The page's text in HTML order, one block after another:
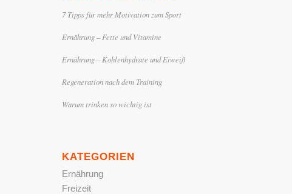
7 Tipps für mehr Motivation zum Sport
Ernährung – Fette und Vitamine
Ernährung – Kohlenhydrate und Eiweiß
Regeneration nach dem Training
Warum trinken so wichtig ist
KATEGORIEN
Ernährung
Freizeit